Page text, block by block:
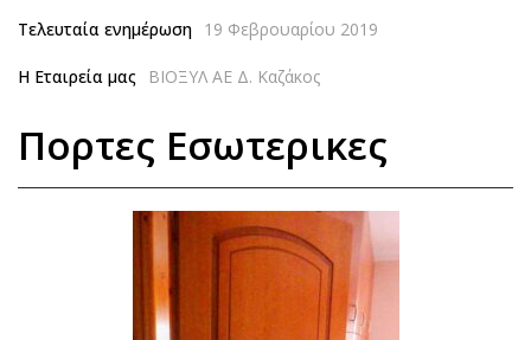
Τελευταία ενημέρωση 19 Φεβρουαρίου 2019
Η Εταιρεία μας ΒΙΟΞΥΛ ΑΕ Δ. Καζάκος
Πορτες Εσωτερικες